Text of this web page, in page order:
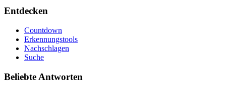
Entdecken
Countdown
Erkennungstools
Nachschlagen
Suche
Beliebte Antworten